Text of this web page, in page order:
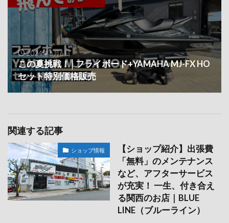
2024年6月6日
この夏挑戦！│フライボード+YAMAHA MJ-FX HO
セット特別価格販売
関連する記事
ショップ情報
【ショップ紹介】出張費
「無料」のメンテナンス
など、アフターサービス
が充実！ 一生、付き合え
る関西のお店｜BLUE
LINE（ブルーライン）